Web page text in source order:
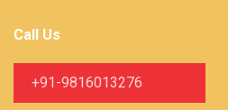
Call Us
+91-9816013276